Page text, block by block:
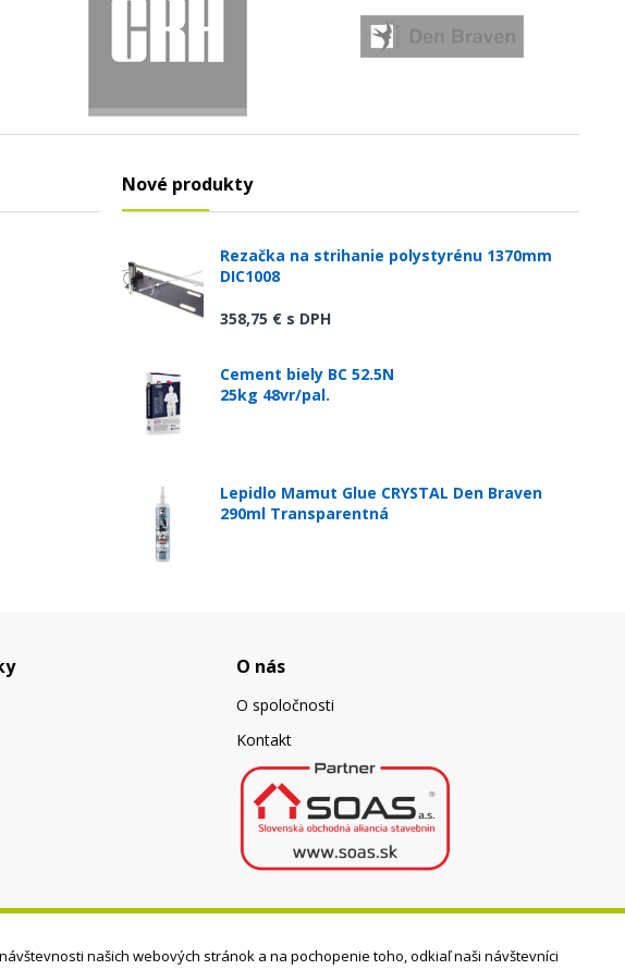
Nové produkty
Rezačka na strihanie polystyrénu 1370mm
DIC1008
358,75 € s DPH
Cement biely BC 52.5N
25kg 48vr/pal.
Lepidlo Mamut Glue CRYSTAL Den Braven
290ml Transparentná
O nás
O spoločnosti
Kontakt
našich webových stránok a na pochopenie toho, odkiaľ naši návštevníci